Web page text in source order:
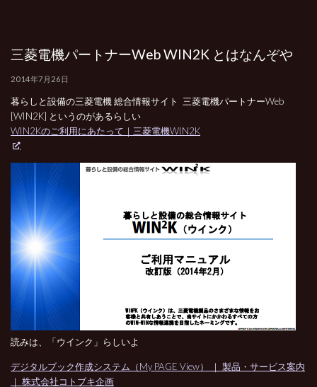
三菱電機パートナーWeb WIN2K とはなんぞや
2014年7月26日
暮らしと設備の三菱電機 総合情報サイト 三菱電機パートナーWeb
[WIN2K] というのがあるらしい
WIN2Kのご利用にあたって｜三菱電機WIN2K
読みは、「ウインク」らしいよ
デジタルブック作成システム（My PAGE View） ｜ 製品・サービス案内
｜ 株式会社コトブキ企画